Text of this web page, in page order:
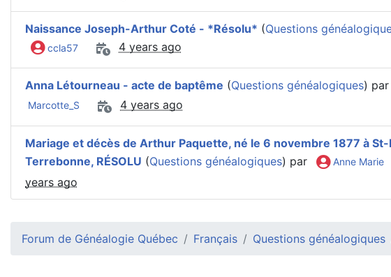
Naissance Joseph-Arthur Coté - *Résolu* (Questions
ccla57 4 years ago
Anna Létourneau - acte de baptême (Questions généalogiques) par
Marcotte_S 4 years ago
Mariage et décès de Arthur Paquette, né le 6 novembre 1877 à
Terrebonne, RÉSOLU (Questions généalogiques) par Anne Marie
years ago
Forum de Généalogie Québec Français Questions généalogiques